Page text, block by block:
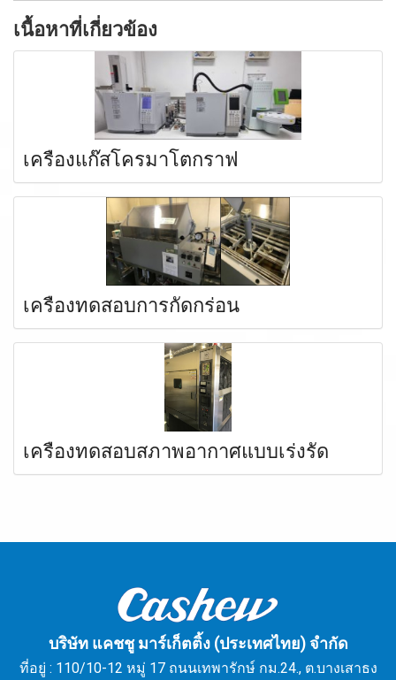
เนื้อหาที่เกี่ยวข้อง
เครื่องแก๊สโครมาโตกราฟ
เครื่องทดสอบการกัดกร่อน
เครื่องทดสอบสภาพอากาศแบบเร่งรัด
บริษัท แคชชู มาร์เก็ตติ้ง (ประเทศไทย) จำกัด
ที่อยู่ : 110/10-12 หมู่ 17 ถนนเทพารักษ์ กม.24., ต.บางเสาธง